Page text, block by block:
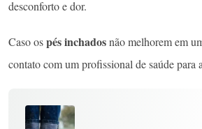
desconforto e dor.
Caso ospés inchadosnão melhorem em
contato com um profissional de saúde para